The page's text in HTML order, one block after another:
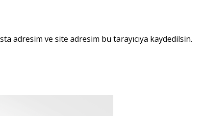
adresim ve site adresim bu tarayıcıya kaydedilsin.